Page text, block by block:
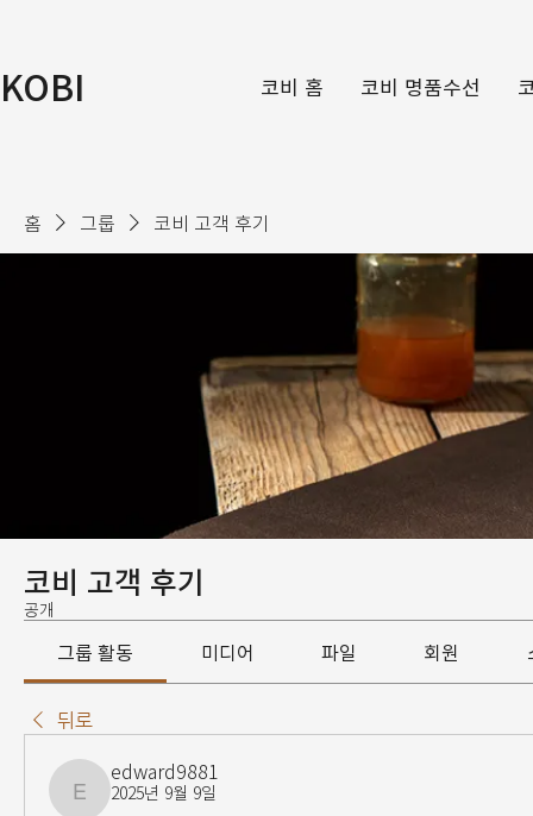
KOBI 코비 홈 코비 명품수선
홈 그룹 코비 고객 후기
코비 고객 후기
공개
그룹 활동 미디어 파일 회원
뒤로
edward9881
edward9881
2025년 9월 9일